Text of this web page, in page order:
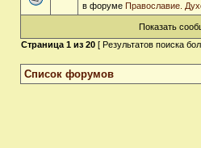
в форуме Православие.
Показать
Страница 1 из 20 [ Результатов поиска
Список форумов